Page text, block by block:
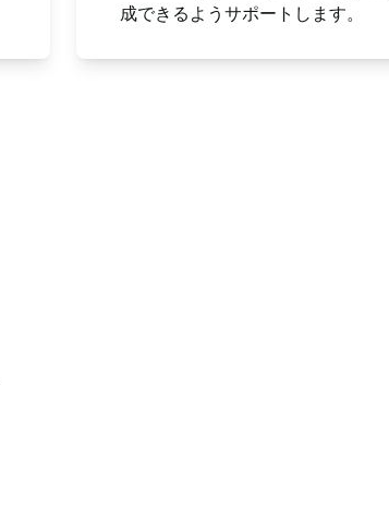
成できるようサポートします。